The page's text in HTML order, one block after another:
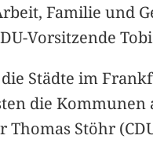
Familie und
Vorsitzende
die Städte im
die
Thomas Stöhr